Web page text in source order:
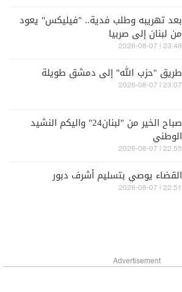
بعد تهريبه وطلب فدية.. "فيليكس" يعود
من لبنان إلى صربيا
23:48 | 2026-08-07
طريق "حزب الله" إلى دمشق طويلة
23:07 | 2026-08-07
صباح الخير من "لبنان24" واليكم النشيد
الوطني
22:55 | 2026-08-07
القضاء يوصي بتسليم أشرف دبور
22:51 | 2026-08-07
Advertisement